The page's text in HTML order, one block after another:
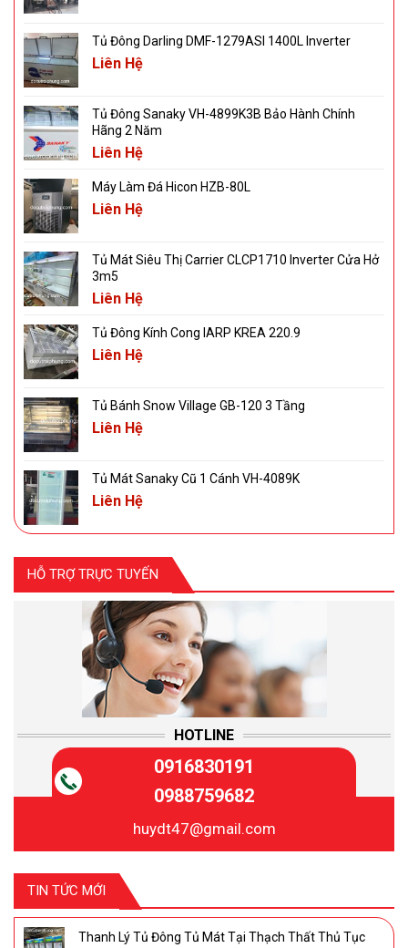
Tủ Đông Darling DMF-1279ASI 1400L Inverter
Liên Hệ
Tủ Đông Sanaky VH-4899K3B Bảo Hành Chính
Hãng 2 Năm
Liên Hệ
Máy Làm Đá Hicon HZB-80L
Liên Hệ
Tủ Mát Siêu Thị Carrier CLCP1710 Inverter Cửa Hở
3m5
Liên Hệ
Tủ Đông Kính Cong IARP KREA 220.9
Liên Hệ
Tủ Bánh Snow Village GB-120 3 Tầng
Liên Hệ
Tủ Mát Sanaky Cũ 1 Cánh VH-4089K
Liên Hệ
HỖ TRỢ TRỰC TUYẾN
HOTLINE
0916830191
0988759682
huydt47@gmail.com
TIN TỨC MỚI
Thanh Lý Tủ Đông Tủ Mát Tại Thạch Thất Thủ Tục